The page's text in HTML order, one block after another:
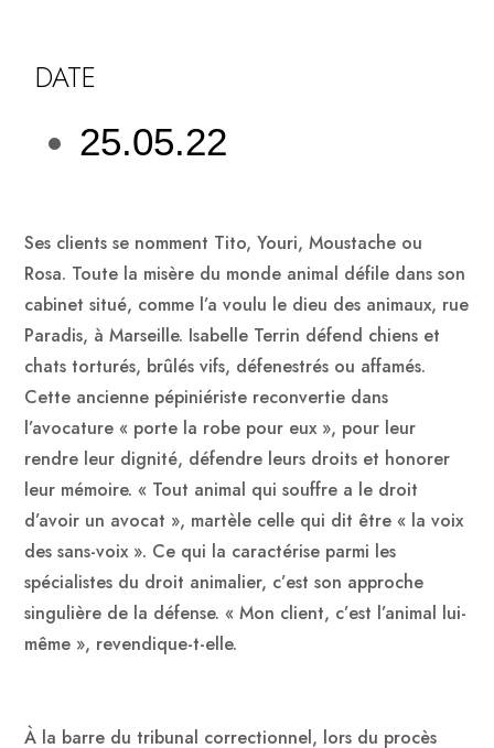
DATE
25.05.22
Ses clients se nomment Tito, Youri, Moustache ou
Rosa. Toute la misère du monde animal défile dans son
cabinet situé, comme l’a voulu le dieu des animaux, rue
Paradis, à Marseille. Isabelle Terrin défend chiens et
chats torturés, brûlés vifs, défenestrés ou affamés.
Cette ancienne pépiniériste reconvertie dans
l’avocature « porte la robe pour eux », pour leur
rendre leur dignité, défendre leurs droits et honorer
leur mémoire. « Tout animal qui souffre a le droit
d’avoir un avocat », martèle celle qui dit être « la voix
des sans-voix ». Ce qui la caractérise parmi les
spécialistes du droit animalier, c’est son approche
singulière de la défense. « Mon client, c’est l’animal lui-
même », revendique-t-elle.
À la barre du tribunal correctionnel, lors du procès